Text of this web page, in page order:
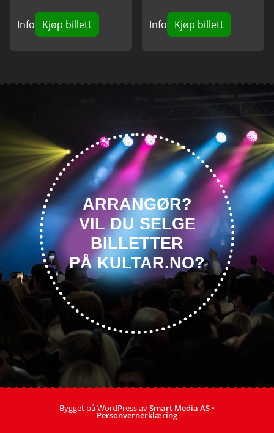
Info Kjøp billett Info Kjøp billett
ARRANGØR?
VIL DU SELGE
BILLETTER
PÅ KULTAR.NO?
Bygget på WordPress avSmart Media AS •
Personvernerklæring